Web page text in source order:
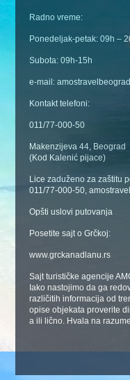
Radno vreme:
Ponedeljak-petak: 09h –
Subota: 09h-15h
e-mail:
Kontakt telefoni:
011/77-000-50
Makenzijeva 44, Beograd
(Kod Kalenić pijace)
Lice zaduženo za zaštitu
011/77-000-50,
Opšti uslovi putovanja
Posetite sajt o Grčkoj:
www.grckanadlanu.rs
Sajt turističke agencije
Iako nastojimo da ga
različitih informacija od
opise objekata proverite
a ili lično. Hvala na